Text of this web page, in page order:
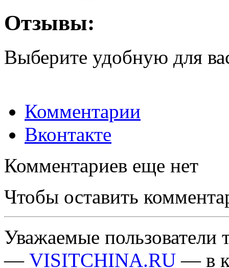
Отзывы:
Выберите удобную для
Комментарии
Вконтакте
Комментариев еще нет
Чтобы оставить
Уважаемые пользователи
— VISITCHINA.RU — в